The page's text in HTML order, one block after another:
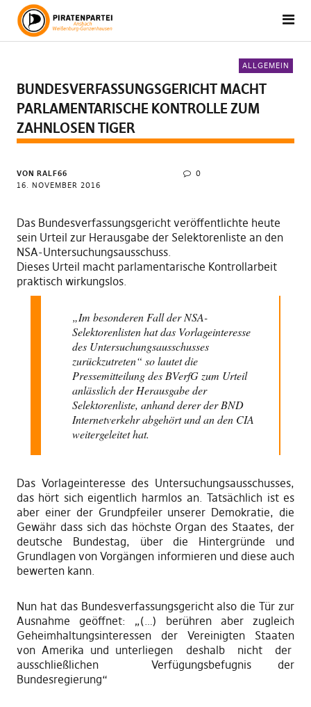
ALLGEMEIN
BUNDESVERFASSUNGSGERICHT MACHT
PARLAMENTARISCHE KONTROLLE ZUM
ZAHNLOSEN TIGER
VON RALF66
16. NOVEMBER 2016
0
Das Bundesverfassungsgericht veröffentlichte heute
sein Urteil zur Herausgabe der Selektorenliste an den
NSA-Untersuchungsausschuss.
Dieses Urteil macht parlamentarische Kontrollarbeit
praktisch wirkungslos.
„Im besonderen Fall der NSA-
Selektorenlisten hat das Vorlageinteresse
des Untersuchungsausschusses
zurückzutreten“ solautetdie
Pressemitteilung des BVerfG zum Urteil
anlässlich der Herausgabe der
Selektorenliste, anhand derer der BND
Internetverkehr abgehört und an den CIA
weitergeleitet hat.
Das Vorlageinteresse des Untersuchungsausschusses,
das hört sich eigentlich harmlos an. Tatsächlich ist es
aber einer der Grundpfeiler unserer Demokratie, die
Gewähr dass sich das höchste Organ des Staates, der
deutsche Bundestag, über die Hintergründe und
Grundlagen von Vorgängen informieren und diese auch
bewerten kann.
Nun hat das Bundesverfassungsgericht also die Tür zur
Ausnahme geöffnet: „(…) berühren aber zugleich
Geheimhaltungsinteressen der Vereinigten Staaten
von Amerika und unterliegen deshalb nicht der
ausschließlichen Verfügungsbefugnis der
Bundesregierung“